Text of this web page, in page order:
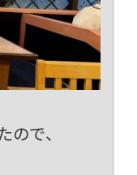
ので、